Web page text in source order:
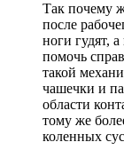
Так почему
после
ноги гудят,
помочь
такой
чашечки и
области
тому же
коленных